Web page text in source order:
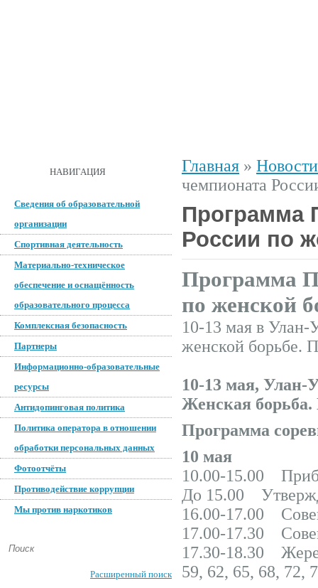
НАВИГАЦИЯ
Сведения об образовательной
организации
Спортивная деятельность
Материально-техническое
обеспечение и оснащённость
образовательного процесса
Комплексная безопасность
Партнеры
Информационно-образовательные
ресурсы
Антидопинговая политика
Политика оператора в отношении
обработки персональных данных
Фотоотчёты
Противодействие коррупции
Мы против наркотиков
Расширенный поиск
Главная »
чемпионата
Программа
России по
Программа
по женской
10-13 мая в Улан-
женской борьбе.
10-13 мая, Улан-
Женская
Программа
10 мая
10.00-15.00
До 15.00
16.00-17.00
17.00-17.30
17.30-18.30
59, 62, 65, 68, 72,